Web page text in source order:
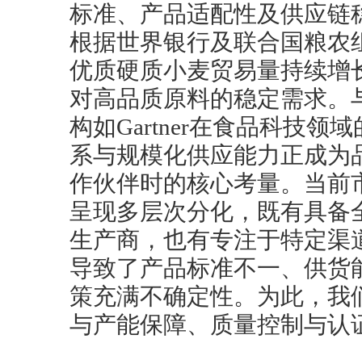
标准、产品适配性及供应
根据世界银行及联合国粮
优质硬质小麦贸易量持续
对高品质原料的稳定需求
构如Gartner在食品科技领
系与规模化供应能力正成
作伙伴时的核心考量。当
呈现多层次分化，既有具
生产商，也有专注于特定
导致了产品标准不一、供
策充满不确定性。为此，我
与产能保障、质量控制与